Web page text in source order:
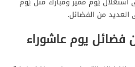
من الفضائل.
فضائل يوم عاشوراء